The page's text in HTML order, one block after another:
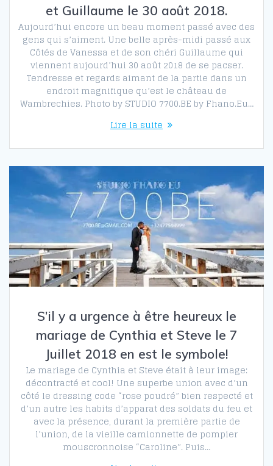
et Guillaume le 30 août 2018.
Aujourd’hui encore un beau moment passé avec des
gens qui s’aiment. Une belle après-midi passé aux
Côtés de Vanessa et de son chéri Guillaume qui
viennent aujourd’hui 30 août 2018 de se pacser.
Tendresse et regards aimant de la partie dans un
endroit magnifique qu’est le château de
Wambrechies. Photo by STUDIO 7700.BE by Fhano.Eu…
Lire la suite
S’il y a urgence à être heureux le
mariage de Cynthia et Steve le 7
Juillet 2018 en est le symbole!
Le mariage de Cynthia et Steve était à leur image:
décontracté et cool! Une superbe union avec d’un
côté le dressing code “rose poudré” bien respecté et
d’un autre les habits d’apparat des soldats du feu et
avec la présence, durant la première partie de
l’union, de la vieille camionnette de pompier
mouscronnoise “Caroline”. Puis…